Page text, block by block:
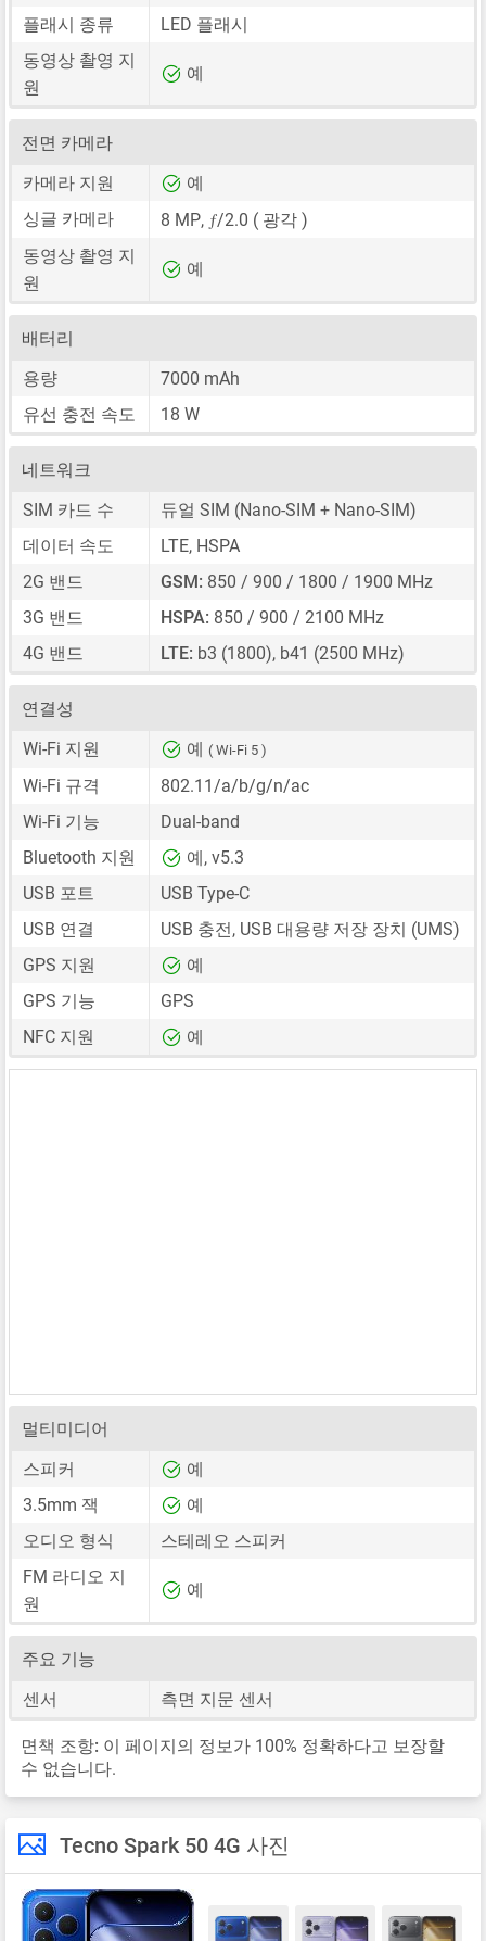
플래시 종류
LED 플래시
동영상 촬영 지
원
예
전면 카메라
카메라 지원
예
싱글 카메라
8 MP, ƒ/2.0 ( 광각 )
동영상 촬영 지
원
예
배터리
용량
7000 mAh
유선 충전 속도
18 W
네트워크
SIM 카드 수
듀얼 SIM (Nano-SIM + Nano-SIM)
데이터 속도
LTE, HSPA
2G 밴드
GSM: 850 / 900 / 1800 / 1900 MHz
3G 밴드
HSPA: 850 / 900 / 2100 MHz
4G 밴드
LTE: b3 (1800), b41 (2500 MHz)
연결성
Wi-Fi 지원
예 ( Wi-Fi 5 )
Wi-Fi 규격
802.11/a/b/g/n/ac
Wi-Fi 기능
Dual-band
Bluetooth 지원
예, v5.3
USB 포트
USB Type-C
USB 연결
USB 충전, USB 대용량 저장 장치 (UMS)
GPS 지원
예
GPS 기능
GPS
NFC 지원
예
멀티미디어
스피커
예
3.5mm 잭
예
오디오 형식
스테레오 스피커
FM 라디오 지
원
예
주요 기능
센서
측면 지문 센서
면책 조항: 이 페이지의 정보가 100% 정확하다고 보장할
수 없습니다.
Tecno Spark 50 4G 사진